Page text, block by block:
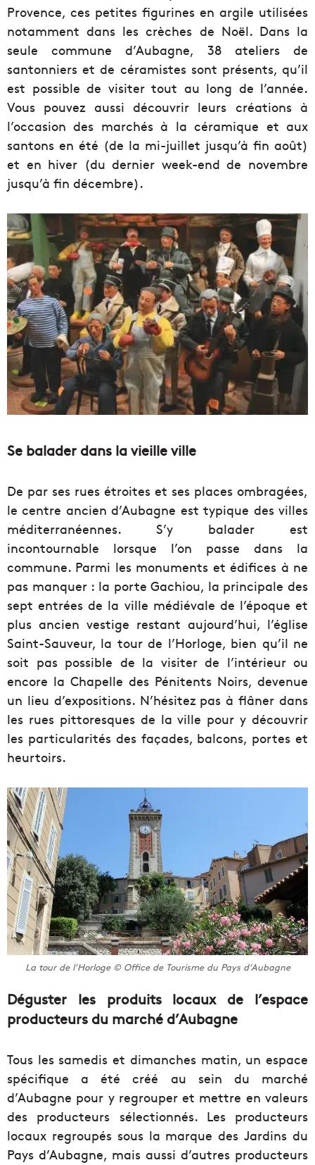
Provence, ces petites figurines en argile utilisées
notamment dans les crèches de Noël. Dans la
seule commune d’Aubagne, 38 ateliers de
santonniers et de céramistes sont présents, qu’il
est possible de visiter tout au long de l’année.
Vous pouvez aussi découvrir leurs créations à
l’occasion des marchés à la céramique et aux
santons en été (de la mi-juillet jusqu’à fin août)
et en hiver (du dernier week-end de novembre
jusqu’à fin décembre).
Se balader dans la vieille ville
De par ses rues étroites et ses places ombragées,
le centre ancien d’Aubagne est typique des villes
méditerranéennes. S’y balader est
incontournable lorsque l’on passe dans la
commune. Parmi les monuments et édifices à ne
pas manquer : la porte Gachiou, la principale des
sept entrées de la ville médiévale de l’époque et
plus ancien vestige restant aujourd’hui, l’église
Saint-Sauveur, la tour de l’Horloge, bien qu’il ne
soit pas possible de la visiter de l’intérieur ou
encore la Chapelle des Pénitents Noirs, devenue
un lieu d’expositions. N’hésitez pas à flâner dans
les rues pittoresques de la ville pour y découvrir
les particularités des façades, balcons, portes et
heurtoirs.
La tour de l’Horloge © Office de Tourisme du Pays d’Aubagne
Déguster les produits locaux de l’espace
producteurs du marché d’Aubagne
Tous les samedis et dimanches matin, un espace
spécifique a été créé au sein du marché
d’Aubagne pour y regrouper et mettre en valeurs
des producteurs sélectionnés. Les producteurs
locaux regroupés sous la marque des Jardins du
Pays d’Aubagne, mais aussi d’autres producteurs